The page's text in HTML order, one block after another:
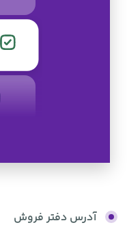
آدرس دفتر فروش